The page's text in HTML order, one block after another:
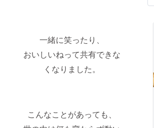
一緒に笑ったり、
おいしいねって共有できな
くなりました。
こんなことがあっても、